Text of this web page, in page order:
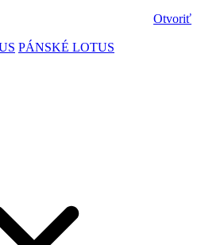
Otvoriť
PÁNSKÉ LOTUS